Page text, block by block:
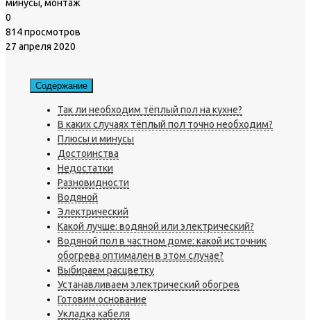
0
814 просмотров
27 апреля 2020
Содержание
Так ли необходим тёплый пол на кухне?
В каких случаях тёплый пол точно необходим?
Плюсы и минусы
Достоинства
Недостатки
Разновидности
Водяной
Электрический
Какой лучше: водяной или электрический?
Водяной пол в частном доме: какой источник
обогрева оптимален в этом случае?
Выбираем расцветку
Устанавливаем электрический обогрев
Готовим основание
Укладка кабеля